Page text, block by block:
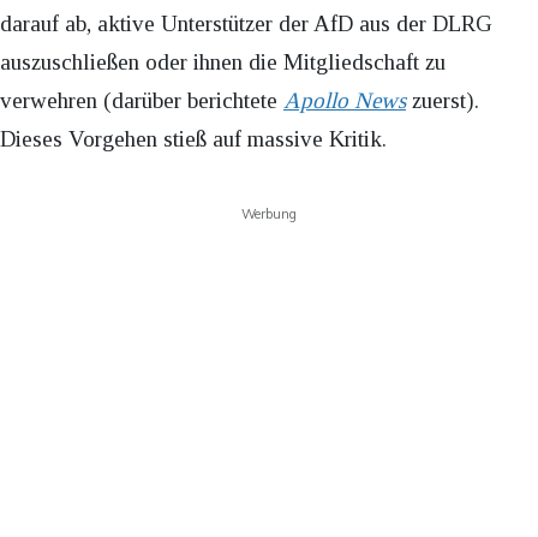
darauf ab, aktive Unterstützer der AfD aus der DLRG
auszuschließen oder ihnen die Mitgliedschaft zu
verwehren (darüber berichtete Apollo Newszuerst).
Dieses Vorgehen stieß auf massive Kritik.
Werbung